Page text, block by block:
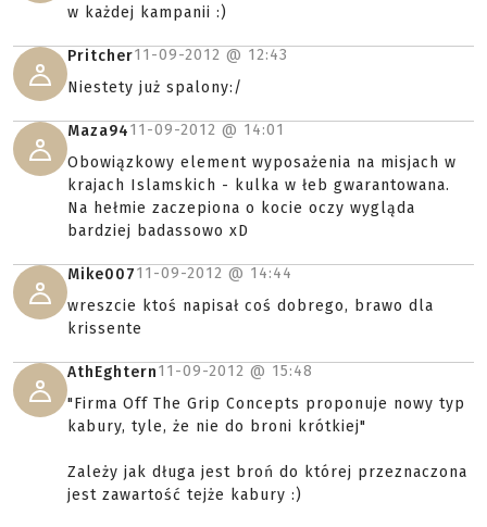
w każdej kampanii :)
Pritcher11-09-2012 @ 12:43
Niestety już spalony:/
Maza9411-09-2012 @ 14:01
Obowiązkowy element wyposażenia na misjach w
krajach Islamskich - kulka w łeb gwarantowana.
Na hełmie zaczepiona o kocie oczy wygląda
bardziej badassowo xD
Mike00711-09-2012 @ 14:44
wreszcie ktoś napisał coś dobrego, brawo dla
krissente
AthEghtern11-09-2012 @ 15:48
"Firma Off The Grip Concepts proponuje nowy typ
kabury, tyle, że nie do broni krótkiej"
Zależy jak długa jest broń do której przeznaczona
jest zawartość tejże kabury :)